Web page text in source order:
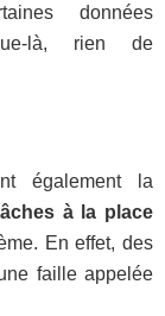
données
là, rien de
également la
à la place
En effet, des
faille appelée